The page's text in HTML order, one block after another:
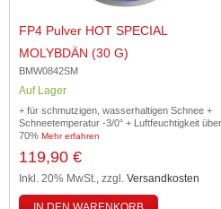
FP4 Pulver HOT SPECIAL
MOLYBDÄN (30 G)
BMW0842SM
Auf Lager
+ für schmutzigen, wasserhaltigen Schnee +
Schneetemperatur -3/0° + Luftfeuchtigkeit über
70% Mehr erfahren
119,90 €
Inkl. 20% MwSt., zzgl. Versandkosten